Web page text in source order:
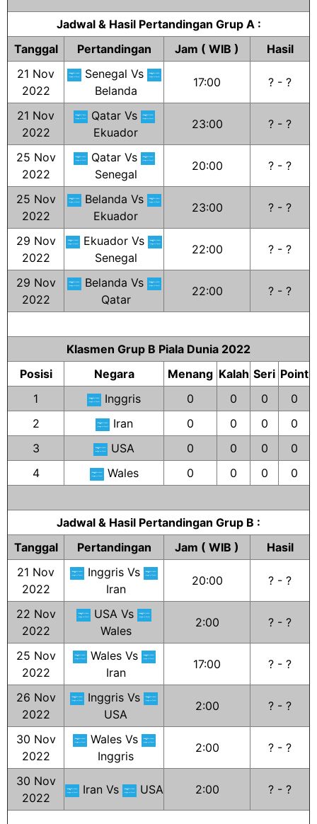
Jadwal & Hasil Pertandingan Grup A :
Tanggal
Pertandingan Jam ( WIB )
Hasil
21 Nov
2022
Senegal Vs
Belanda
17:00 ? - ?
21 Nov
2022
Qatar Vs
Ekuador
23:00 ? - ?
25 Nov
2022
Qatar Vs
Senegal
20:00 ? - ?
25 Nov
2022
Belanda Vs
Ekuador
23:00 ? - ?
29 Nov
2022
Ekuador Vs
Senegal
22:00 ? - ?
29 Nov
2022
Belanda Vs
Qatar
22:00 ? - ?
Klasmen Grup B Piala Dunia 2022
Posisi
Negara Menang Kalah Seri Point
1
Inggris 0 0 0
0
2
Iran 0 0 0
0
3
USA 0 0 0
0
4
Wales 0 0 0 0
Jadwal & Hasil Pertandingan Grup B :
Tanggal
Pertandingan Jam ( WIB )
Hasil
21 Nov
2022
Inggris Vs
Iran
20:00 ? - ?
22 Nov
2022
USA Vs
Wales
2:00 ? - ?
25 Nov
2022
Wales Vs
Iran
17:00 ? - ?
26 Nov
2022
Inggris Vs
USA
2:00 ? - ?
30 Nov
2022
Wales Vs
Inggris
2:00 ? - ?
30 Nov
2022
Iran Vs USA 2:00 ? - ?